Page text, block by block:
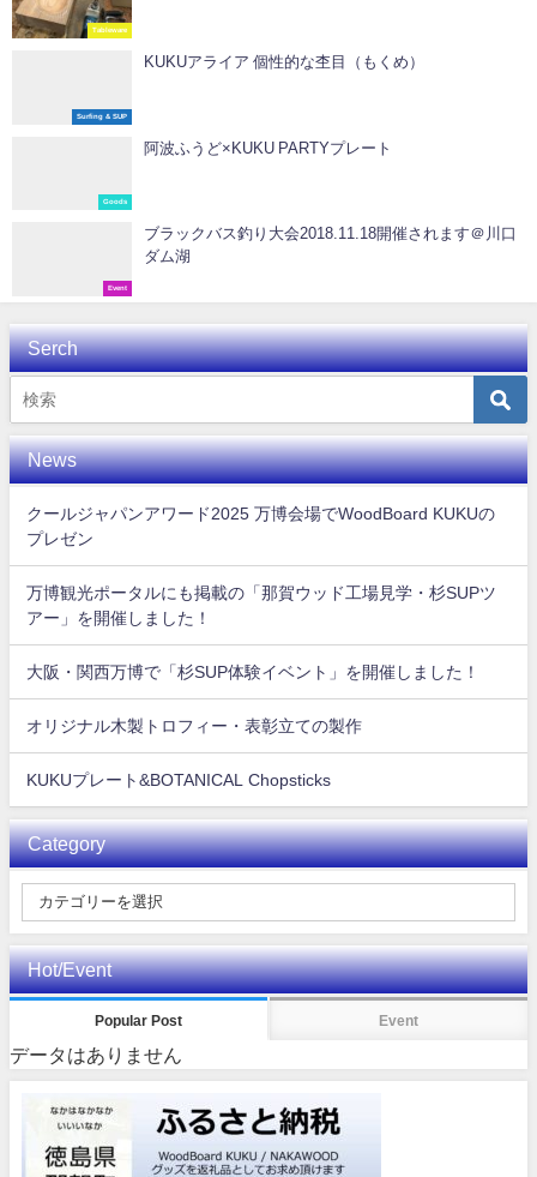
Tableware
Surfing & SUP
KUKUアライア 個性的な杢目（もくめ）
Goods
阿波ふうど×KUKU PARTYプレート
Event
ブラックバス釣り大会2018.11.18開催されます＠川口
ダム湖
Serch
News
クールジャパンアワード2025 万博会場でWoodBoard KUKUの
プレゼン
万博観光ポータルにも掲載の「那賀ウッド工場見学・杉SUPツ
アー」を開催しました！
大阪・関西万博で「杉SUP体験イベント」を開催しました！
オリジナル木製トロフィー・表彰立ての製作
KUKUプレート&BOTANICAL Chopsticks
Category
Hot/Event
Popular Post Event
データはありません